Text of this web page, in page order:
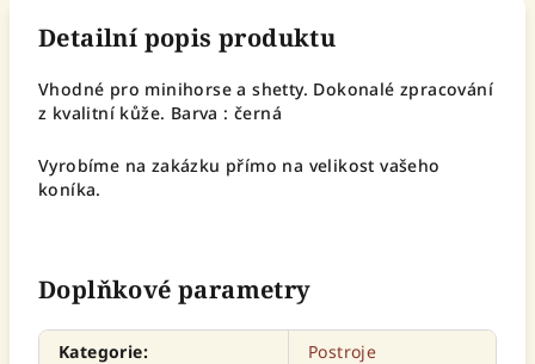
Detailní popis produktu
Vhodné pro minihorse a shetty. Dokonalé zpracování
z kvalitní kůže. Barva : černá
Vyrobíme na zakázku přímo na velikost vašeho
koníka.
Doplňkové parametry
Kategorie:
Postroje